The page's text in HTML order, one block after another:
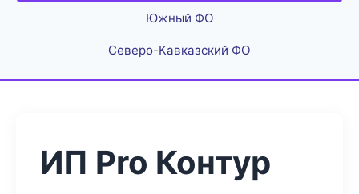
Южный ФО
Северо-Кавказский ФО
ИП Pro Контур